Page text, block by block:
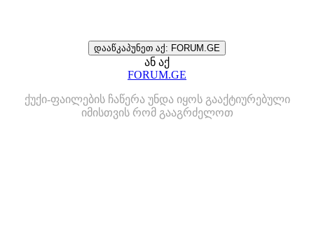
დააწკაპუნეთ აქ: FORUM.GE
ან აქ
FORUM.GE
ქუქი-ფაილების ჩაწერა უნდა იყოს გააქტიურებული
იმისთვის რომ გააგრძელოთ